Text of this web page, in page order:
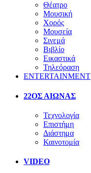
Θέατρο
Μουσική
Χορός
Μουσεία
Σινεμά
Βιβλίο
Εικαστικά
Τηλεόραση
ENTERTAINMENT
22ΟΣ ΑΙΩΝΑΣ
Τεχνολογία
Επιστήμη
Διάστημα
Καινοτομία
VIDEO